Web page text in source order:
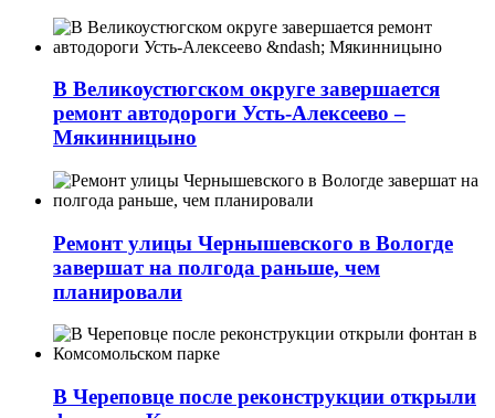
В Великоустюгском округе завершается
ремонт автодороги Усть-Алексеево –
Мякинницыно
Ремонт улицы Чернышевского в Вологде
завершат на полгода раньше, чем
планировали
В Череповце после реконструкции открыли